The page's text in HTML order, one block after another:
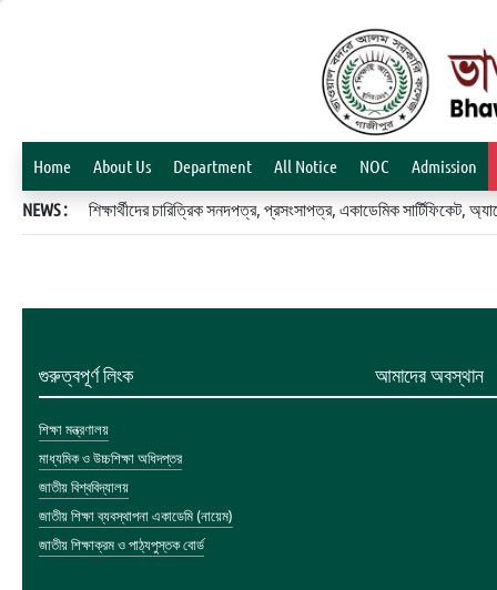
Home About Us Department All Notice NOC Admission
NEWS : শিক্ষার্থীদের চারিত্রিক সনদপত্র, প্রসংসাপত্র, একাডেমিক
গুরুত্বপূর্ণ লিংক
শিক্ষা মন্ত্রণালয়
মাধ্যমিক ও উচ্চশিক্ষা অধিদপ্তর
জাতীয় বিশ্ববিদ্যালয়
জাতীয় শিক্ষা ব্যবস্থাপনা একাডেমি (নায়েম)
জাতীয় শিক্ষাক্রম ও পাঠ্যপুস্তক বোর্ড
আমাদের অবস্থান